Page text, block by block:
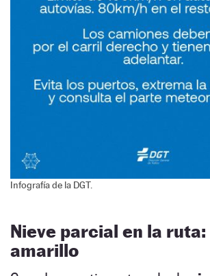
Infografía de la DGT.
Nieve parcial en la ruta:
amarillo